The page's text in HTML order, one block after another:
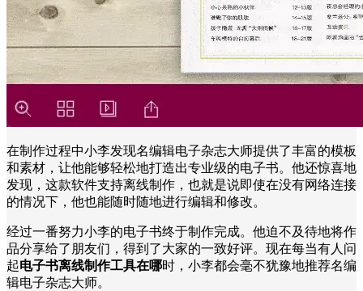
在制作过程中小李发现名编辑电子杂志大师提供了丰富的模板
和素材，让他能够轻松地打造出专业级的电子书。他还惊喜地
发现，这款软件支持离线制作，也就是说即使在没有网络连接
的情况下，他也能随时随地进行编辑和修改。
经过一番努力小李的电子书终于制作完成。他迫不及待地将作
品分享给了朋友们，得到了大家的一致好评。现在每当有人问
起电子书离线制作工具在哪时，小李都会毫不犹豫地推荐名编
辑电子杂志大师。